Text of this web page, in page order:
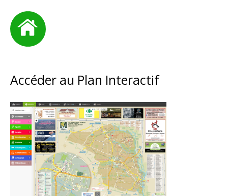
Accéder au Plan Interactif